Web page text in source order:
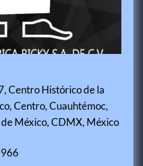
Centro Histórico de la
Centro, Cuauhtémoc,
México, CDMX, México